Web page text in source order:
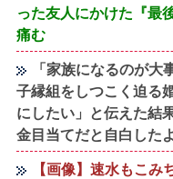
った友人にかけた『最
痛む
「家族になるのが
子縁組をしつこく迫る
にしたい」と伝えた結
金目当てだと自白した
【画像】速水もこ